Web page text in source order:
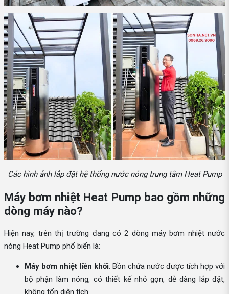
Các hình ảnh lắp đặt hệ thống nước nóng trung tâm Heat Pump
Máy bơm nhiệt Heat Pump bao gồm những
dòng máy nào?
Hiện nay, trên thị trường đang có 2 dòng máy bơm nhiệt nước
nóng Heat Pump phổ biến là:
Máy bơm nhiệt liền khối: Bồn chứa nước được tích hợp với
bộ phận làm nóng, có thiết kế nhỏ gọn, dễ dàng lắp đặt,
không tốn diện tích.